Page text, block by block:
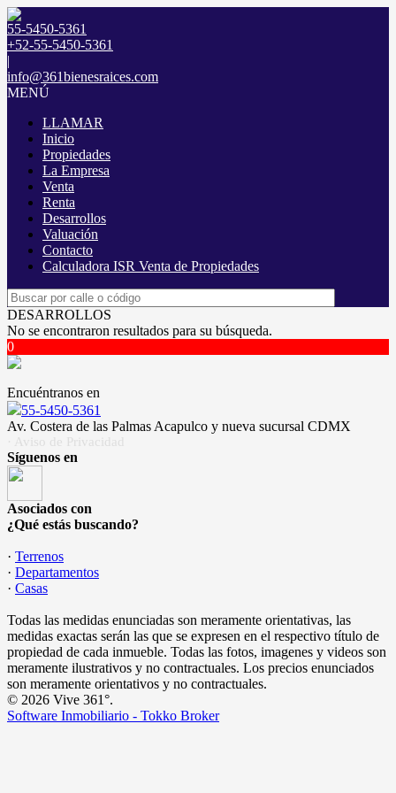
55-5450-5361
+52-55-5450-5361
|
info@361bienesraices.com
MENÚ
LLAMAR
Inicio
Propiedades
La Empresa
Venta
Renta
Desarrollos
Valuación
Contacto
Calculadora ISR Venta de Propiedades
DESARROLLOS
No se encontraron resultados para su búsqueda.
0
Encuéntranos en
55-5450-5361
Av. Costera de las Palmas Acapulco y nueva sucursal CDMX
· Aviso de Privacidad
Síguenos en
Asociados con
¿Qué estás buscando?
· Terrenos
· Departamentos
· Casas
Todas las medidas enunciadas son meramente orientativas, las
medidas exactas serán las que se expresen en el respectivo título de
propiedad de cada inmueble. Todas las fotos, imagenes y videos son
meramente ilustrativos y no contractuales. Los precios enunciados
son meramente orientativos y no contractuales.
© 2026 Vive 361°.
Software Inmobiliario - Tokko Broker